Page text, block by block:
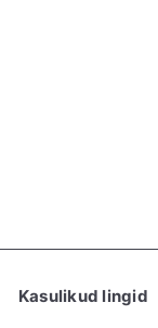
Kasulikud lingid